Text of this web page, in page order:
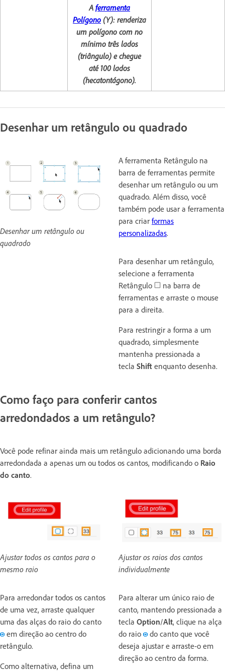
A ferramenta
Polígono (Y): renderiza
um polígono com no
mínimo três lados
(triângulo) e chegue
até 100 lados
(hecatontágono).
Desenhar um retângulo ou quadrado
Desenhar um retângulo ou
quadrado
A ferramenta Retângulo na
barra de ferramentas permite
desenhar um retângulo ou um
quadrado. Além disso, você
também pode usar a ferramenta
para criar formas
personalizadas.
Para desenhar um retângulo,
selecione a ferramenta
Retângulo
na barra de
ferramentas e arraste o mouse
para a direita.
Para restringir a forma a um
quadrado, simplesmente
mantenha pressionada a
tecla Shift enquanto desenha.
Como faço para conferir cantos
arredondados a um retângulo?
Você pode refinar ainda mais um retângulo adicionando uma borda
arredondada a apenas um ou todos os cantos, modificando o Raio
do canto.
Ajustar os raios dos cantos
individualmente
Para alterar um único raio de
canto, mantendo pressionada a
tecla Option/Alt, clique na alça
do raio
do canto que você
deseja ajustar e arraste-o em
direção ao centro da forma.
Ajustar todos os cantos para o
mesmo raio
Para arredondar todos os cantos
de uma vez, arraste qualquer
uma das alças do raio do canto
em direção ao centro do
retângulo.
Como alternativa, defina um